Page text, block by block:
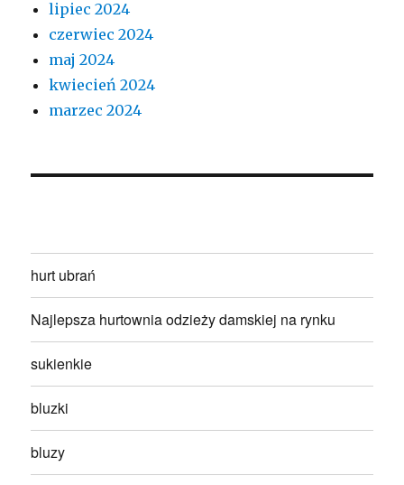
lipiec 2024
czerwiec 2024
maj 2024
kwiecień 2024
marzec 2024
hurt ubrań
Najlepsza hurtownia odzieży damskiej na rynku
sukienkie
bluzki
bluzy